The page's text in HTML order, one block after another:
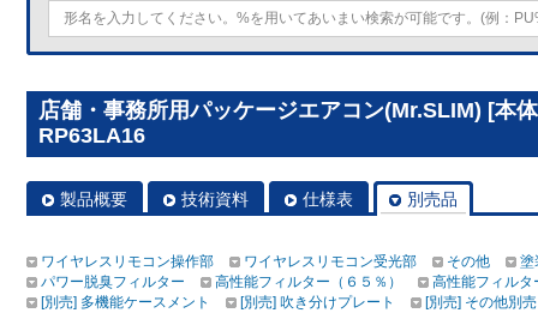
店舗・事務所用パッケージエアコン(Mr.SLIM) [本
RP63LA16
製品概要 技術資料 仕様表 別売品
ワイヤレスリモコン操作部 ワイヤレスリモコン受光部 その他
塗
パワー脱臭フィルター
高性能フィルター（６５％）
高性能フィルタ
[別売] 多機能ケースメント
[別売] 吹き分けプレート
[別売] その他別売